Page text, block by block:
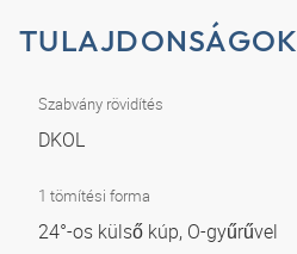
TULAJDONSÁGOK
Szabvány rövidítés
DKOL
1 tömítési forma
24°-os külső kúp, O-gyűrűvel